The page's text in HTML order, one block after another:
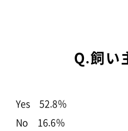
Q.飼い
Yes 52.8％
No 16.6％